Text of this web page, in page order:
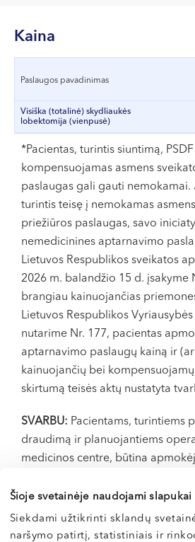
Šioje svetainėje naudojami slapukai
Siekdami užtikrinti sklandų
naršymo patirtį, statistiniais ir
Darbo laikas:
Kretinga
J. Basanavičiaus g. 80
Darbo laikas:
I-V 08:00 - 20:00
VI, VII --
Kaina
Paslaugos pavadinimas
Visiška (totalinė) skydliaukės
lobektomija (vienpusė)
*Pacientas, turintis siuntimą,
kompensuojamas asmens
paslaugas gali gauti nemokamai.
turintis teisę į nemokamas
priežiūros paslaugas, savo
nemedicinines aptarnavimo
Lietuvos Respublikos sveikatos
2026 m. balandžio 15 d. įsakyme
brangiau kainuojančias
Lietuvos Respublikos
nutarime Nr. 177, pacientas
aptarnavimo paslaugų kainą ir
kainuojančių bei
skirtumą teisės aktų nustatyta
SVARBU: Pacientams, turintiems
draudimą ir planuojantiems
medicinos centre, būtina
procedūros apmokėjimo
„Northway“ medicinos centro